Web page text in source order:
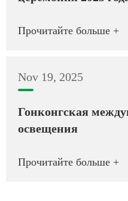
Прочитайте больше +
Nov 19, 2025
Гонконгская
освещения
Прочитайте больше +